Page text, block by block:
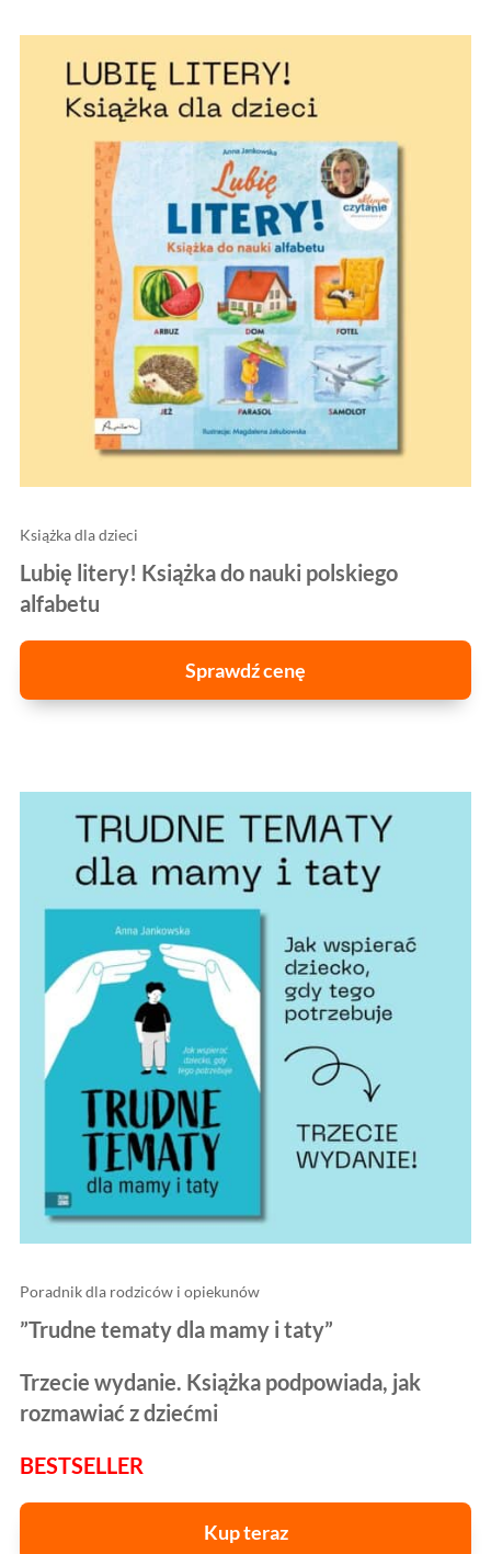
Książka dla dzieci
Lubię litery! Książka do nauki polskiego
alfabetu
Sprawdź cenę
Poradnik dla rodziców i opiekunów
”Trudne tematy dla mamy i taty”
Trzecie wydanie. Książka podpowiada, jak
rozmawiać z dziećmi
BESTSELLER
Kup teraz